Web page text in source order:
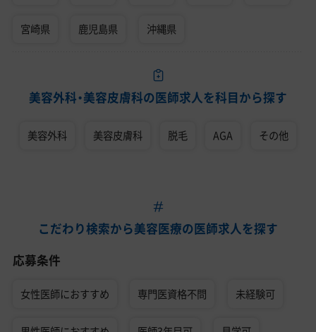
宮崎県 鹿児島県 沖縄県
美容外科・美容皮膚科の医師求人を科目から探す
美容外科 美容皮膚科 脱毛 AGA その他
こだわり検索から美容医療の医師求人を探す
応募条件
女性医師におすすめ 専門医資格不問 未経験可